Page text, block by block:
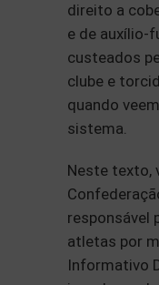
direito a
e de auxílio-
custeados
clube e
quando
sistema.
Neste texto,
responsável
atletas por
Informativo